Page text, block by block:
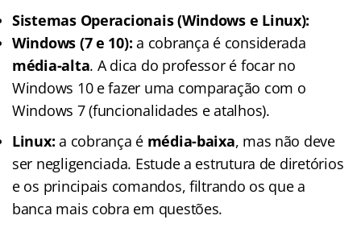
Sistemas Operacionais (Windows e Linux):
Windows (7 e 10): a cobrança é considerada
média-alta. A dica do professor é focar no
Windows 10 e fazer uma comparação com o
Windows 7 (funcionalidades e atalhos).
Linux: a cobrança é média-baixa, mas não deve
ser negligenciada. Estude a estrutura de diretórios
e os principais comandos, filtrando os que a
banca mais cobra em questões.